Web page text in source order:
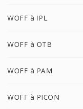
WOFF à IPL
WOFF à OTB
WOFF à PAM
WOFF à PICON